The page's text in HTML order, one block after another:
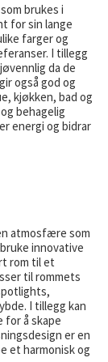
brukes i
for sin lange
farger og
I tillegg
da de
også god og
kjøkken, bad og
behagelig
energi og bidrar
atmosfære som
innovative
rom til et
til rommets
I tillegg kan
for å skape
er en
et harmonisk og